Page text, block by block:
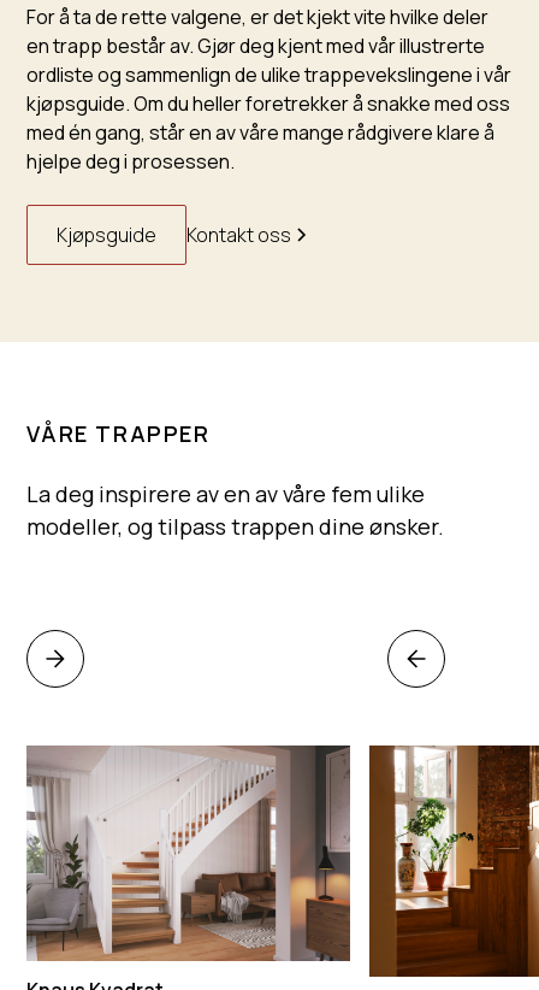
For å ta de rette valgene, er det kjekt vite hvilke deler
en trapp består av. Gjør deg kjent med vår illustrerte
ordliste og sammenlign de ulike trappevekslingene i vår
kjøpsguide. Om du heller foretrekker å snakke med oss
med én gang, står en av våre mange rådgivere klare å
hjelpe deg i prosessen.
Kjøpsguide Kontakt oss
VÅRE TRAPPER
La deg inspirere av en av våre fem ulike
modeller, og tilpass trappen dine ønsker.